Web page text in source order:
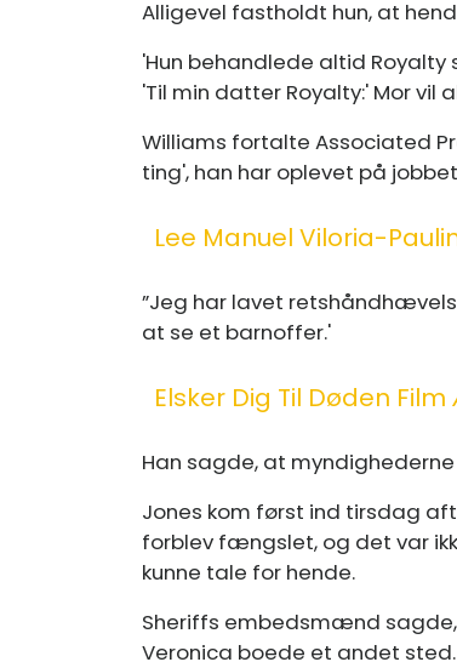
Alligevel fastholdt hun, at
'Hun behandlede altid Royalty
'Til min datter Royalty:' Mor vil
Williams fortalte Associated
ting', han har oplevet på
Lee Manuel Viloria-
”Jeg har lavet
at se et barnoffer.'
Elsker Dig Til Døden
Han sagde, at
Jones kom først ind tirsdag
forblev fængslet, og det var
kunne tale for hende.
Sheriffs embedsmænd sagde,
Veronica boede et andet sted.